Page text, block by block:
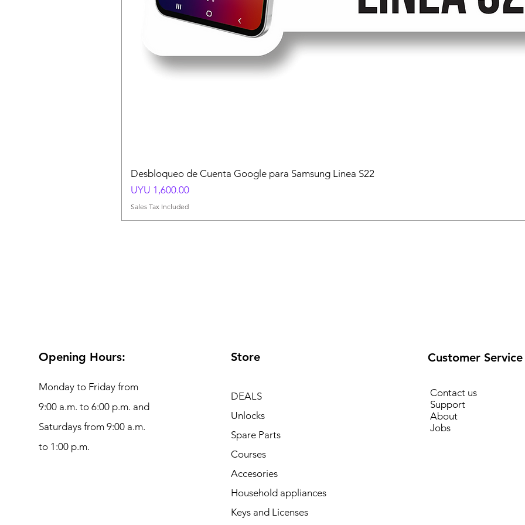
Desbloqueo de Cuenta Google para Samsung Linea S22
Price
UYU 1,600.00
Sales Tax Included
Opening Hours:
Monday to Friday from
9:00 a.m. to 6:00 p.m. and
Saturdays from 9:00 a.m.
to 1:00 p.m.
Store
DEALS
Unlocks
Spare Parts
Courses
Accesories
Household appliances
Keys and Licenses
Customer Service
Contact us
Support
About
Jobs